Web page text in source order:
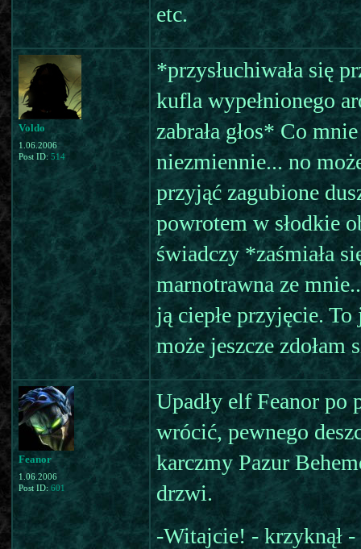
etc.
Voldo
1.06.2006
Post ID: 514
*przysłuchiwała się
kufla wypełnionego
zabrała głos* Co
niezmiennie... no
przyjąć zagubione
powrotem w słodkie
świadczy *zaśmiała
marnotrawna ze
ją ciepłe przyjęcie.
może jeszcze zdołam
Feanor
1.06.2006
Post ID: 601
Upadły elf Feanor po
wrócić, pewnego
karczmy Pazur
drzwi.
-Witajcie! - krzyknął